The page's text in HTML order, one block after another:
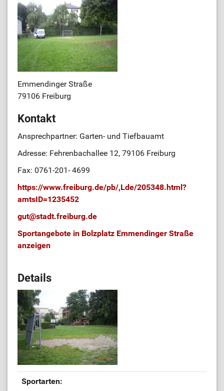
Emmendinger Straße
79106 Freiburg
Kontakt
Ansprechpartner: Garten- und Tiefbauamt
Adresse: Fehrenbachallee 12, 79106 Freiburg
Fax: 0761-201- 4699
https://www.freiburg.de/pb/,Lde/205348.html?
amtsID=1235452
gut@stadt.freiburg.de
Sportangebote in Bolzplatz Emmendinger Straße
anzeigen
Details
Sportarten: